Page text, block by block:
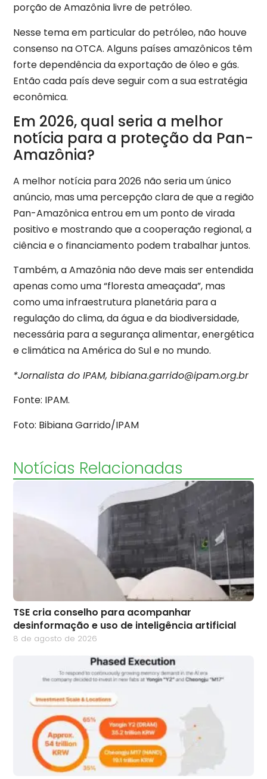
porção de Amazônia livre de petróleo.
Nesse tema em particular do petróleo, não houve
consenso na OTCA. Alguns países amazônicos têm
forte dependência da exportação de óleo e gás.
Então cada país deve seguir com a sua estratégia
econômica.
Em 2026, qual seria a melhor
notícia para a proteção da Pan-
Amazônia?
A melhor notícia para 2026 não seria um único
anúncio, mas uma percepção clara de que a região
Pan-Amazônica entrou em um ponto de virada
positivo e mostrando que a cooperação regional, a
ciência e o financiamento podem trabalhar juntos.
Também, a Amazônia não deve mais ser entendida
apenas como uma “floresta ameaçada”, mas
como uma infraestrutura planetária para a
regulação do clima, da água e da biodiversidade,
necessária para a segurança alimentar, energética
e climática na América do Sul e no mundo.
*Jornalista do IPAM, bibiana.garrido@ipam.org.br
Fonte: IPAM.
Foto: Bibiana Garrido/IPAM
Notícias Relacionadas
TSE cria conselho para acompanhar
desinformação e uso de inteligência artificial
8 de agosto de 2026